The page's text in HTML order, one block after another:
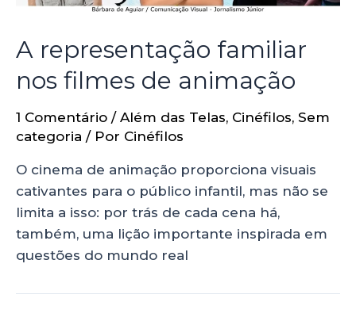
A representação familiar
nos filmes de animação
1 Comentário / Além das Telas, Cinéfilos, Sem
categoria / Por Cinéfilos
O cinema de animação proporciona visuais
cativantes para o público infantil, mas não se
limita a isso: por trás de cada cena há,
também, uma lição importante inspirada em
questões do mundo real